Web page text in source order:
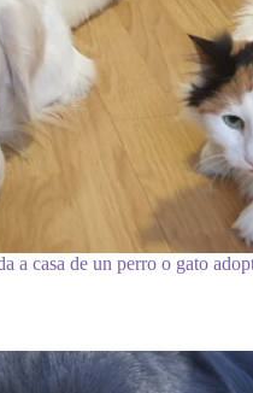
a casa de un perro o gato